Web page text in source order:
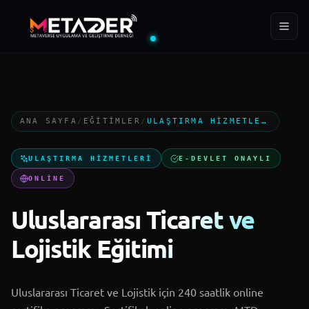
Ana Sayfa
Kurumsal
Projeler
MTD Akademi
ANA SAYFA / EĞITIMLER / ULAŞTIRMA HIZMETLERI
ULAŞTIRMA HIZMETLERI E-DEVLET ONAYLI
ONLINE
Uluslararası Ticaret ve
Lojistik Eğitimi
Uluslararası Ticaret ve Lojistik için 240 saatlik online